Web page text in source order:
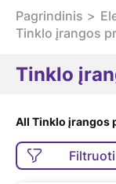
Pagrindinis
Tinklo įrangos
Tinklo
All Tinklo įrangos
Filtruoti